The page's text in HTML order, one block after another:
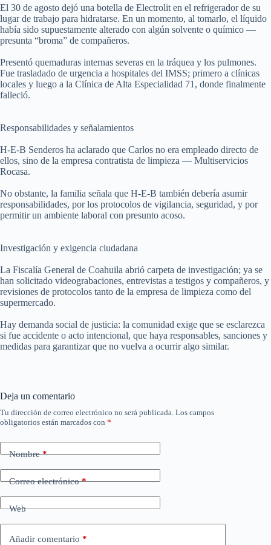
El 30 de agosto dejó una botella de Electrolit en el refrigerador de su
lugar de trabajo para hidratarse. En un momento, al tomarlo, el líquido
había sido supuestamente alterado con algún solvente o químico —
presunta “broma” de compañeros.
Presentó quemaduras internas severas en la tráquea y los pulmones.
Fue trasladado de urgencia a hospitales del IMSS; primero a clínicas
locales y luego a la Clínica de Alta Especialidad 71, donde finalmente
falleció.
Responsabilidades y señalamientos
H-E-B Senderos ha aclarado que Carlos no era empleado directo de
ellos, sino de la empresa contratista de limpieza — Multiservicios
Rocasa.
No obstante, la familia señala que H-E-B también debería asumir
responsabilidades, por los protocolos de vigilancia, seguridad, y por
permitir un ambiente laboral con presunto acoso.
Investigación y exigencia ciudadana
La Fiscalía General de Coahuila abrió carpeta de investigación; ya se
han solicitado videograbaciones, entrevistas a testigos y compañeros, y
revisiones de protocolos tanto de la empresa de limpieza como del
supermercado.
Hay demanda social de justicia: la comunidad exige que se esclarezca
si fue accidente o acto intencional, que haya responsables, sanciones y
medidas para garantizar que no vuelva a ocurrir algo similar.
Deja un comentario
Tu dirección de correo electrónico no será publicada. Los campos
obligatorios están marcados con *
Nombre*
Correo electrónico*
Web
Añadir comentario *